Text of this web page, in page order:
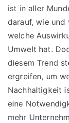
ist in aller
darauf, wie und
welche
Umwelt hat.
diesem Trend
ergreifen, um
Nachhaltigkeit
eine
mehr